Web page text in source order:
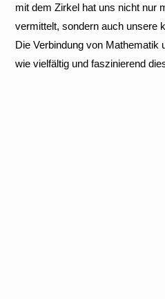
mit dem Zirkel hat uns nicht nur
vermittelt, sondern auch unsere
Die Verbindung von Mathematik
wie vielfältig und faszinierend